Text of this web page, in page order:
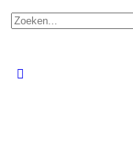
Zoeken
naar: